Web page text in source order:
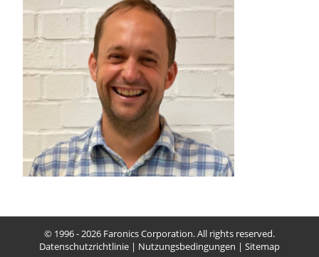
© 1996 - 2026 Faronics Corporation. All rights reserved.
Datenschutzrichtlinie | Nutzungsbedingungen | Sitemap